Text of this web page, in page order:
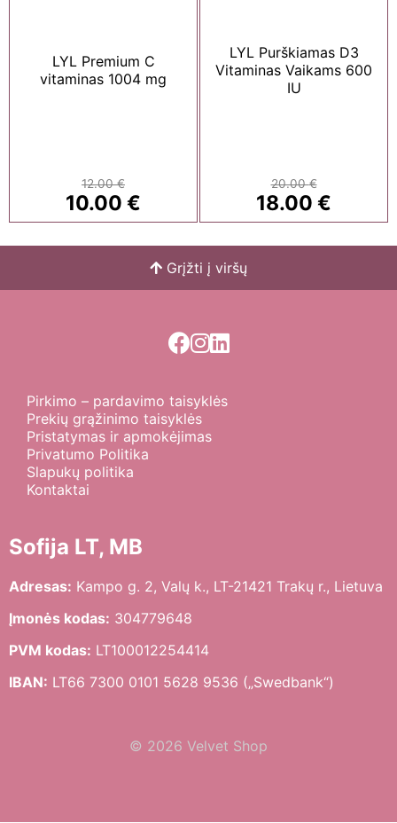
LYL Premium C
vitaminas 1004 mg
12.00€
Original
price
was:
10.00 €
is:
LYL Purškiamas D3
Vitaminas Vaikams 600
IU
20.00€
Original
price
was:
18.00 €
is:
Grįžti į viršų
Pirkimo – pardavimo taisyklės
Prekių grąžinimo taisyklės
Pristatymas ir apmokėjimas
Privatumo Politika
Slapukų politika
Kontaktai
Sofija LT, MB
Adresas: Kampo g. 2, Valų k., LT-21421 Trakų r., Lietuva
Įmonės kodas: 304779648
PVM kodas: LT100012254414
IBAN: LT66 7300 0101 5628 9536 („Swedbank“)
© 2026 Velvet Shop